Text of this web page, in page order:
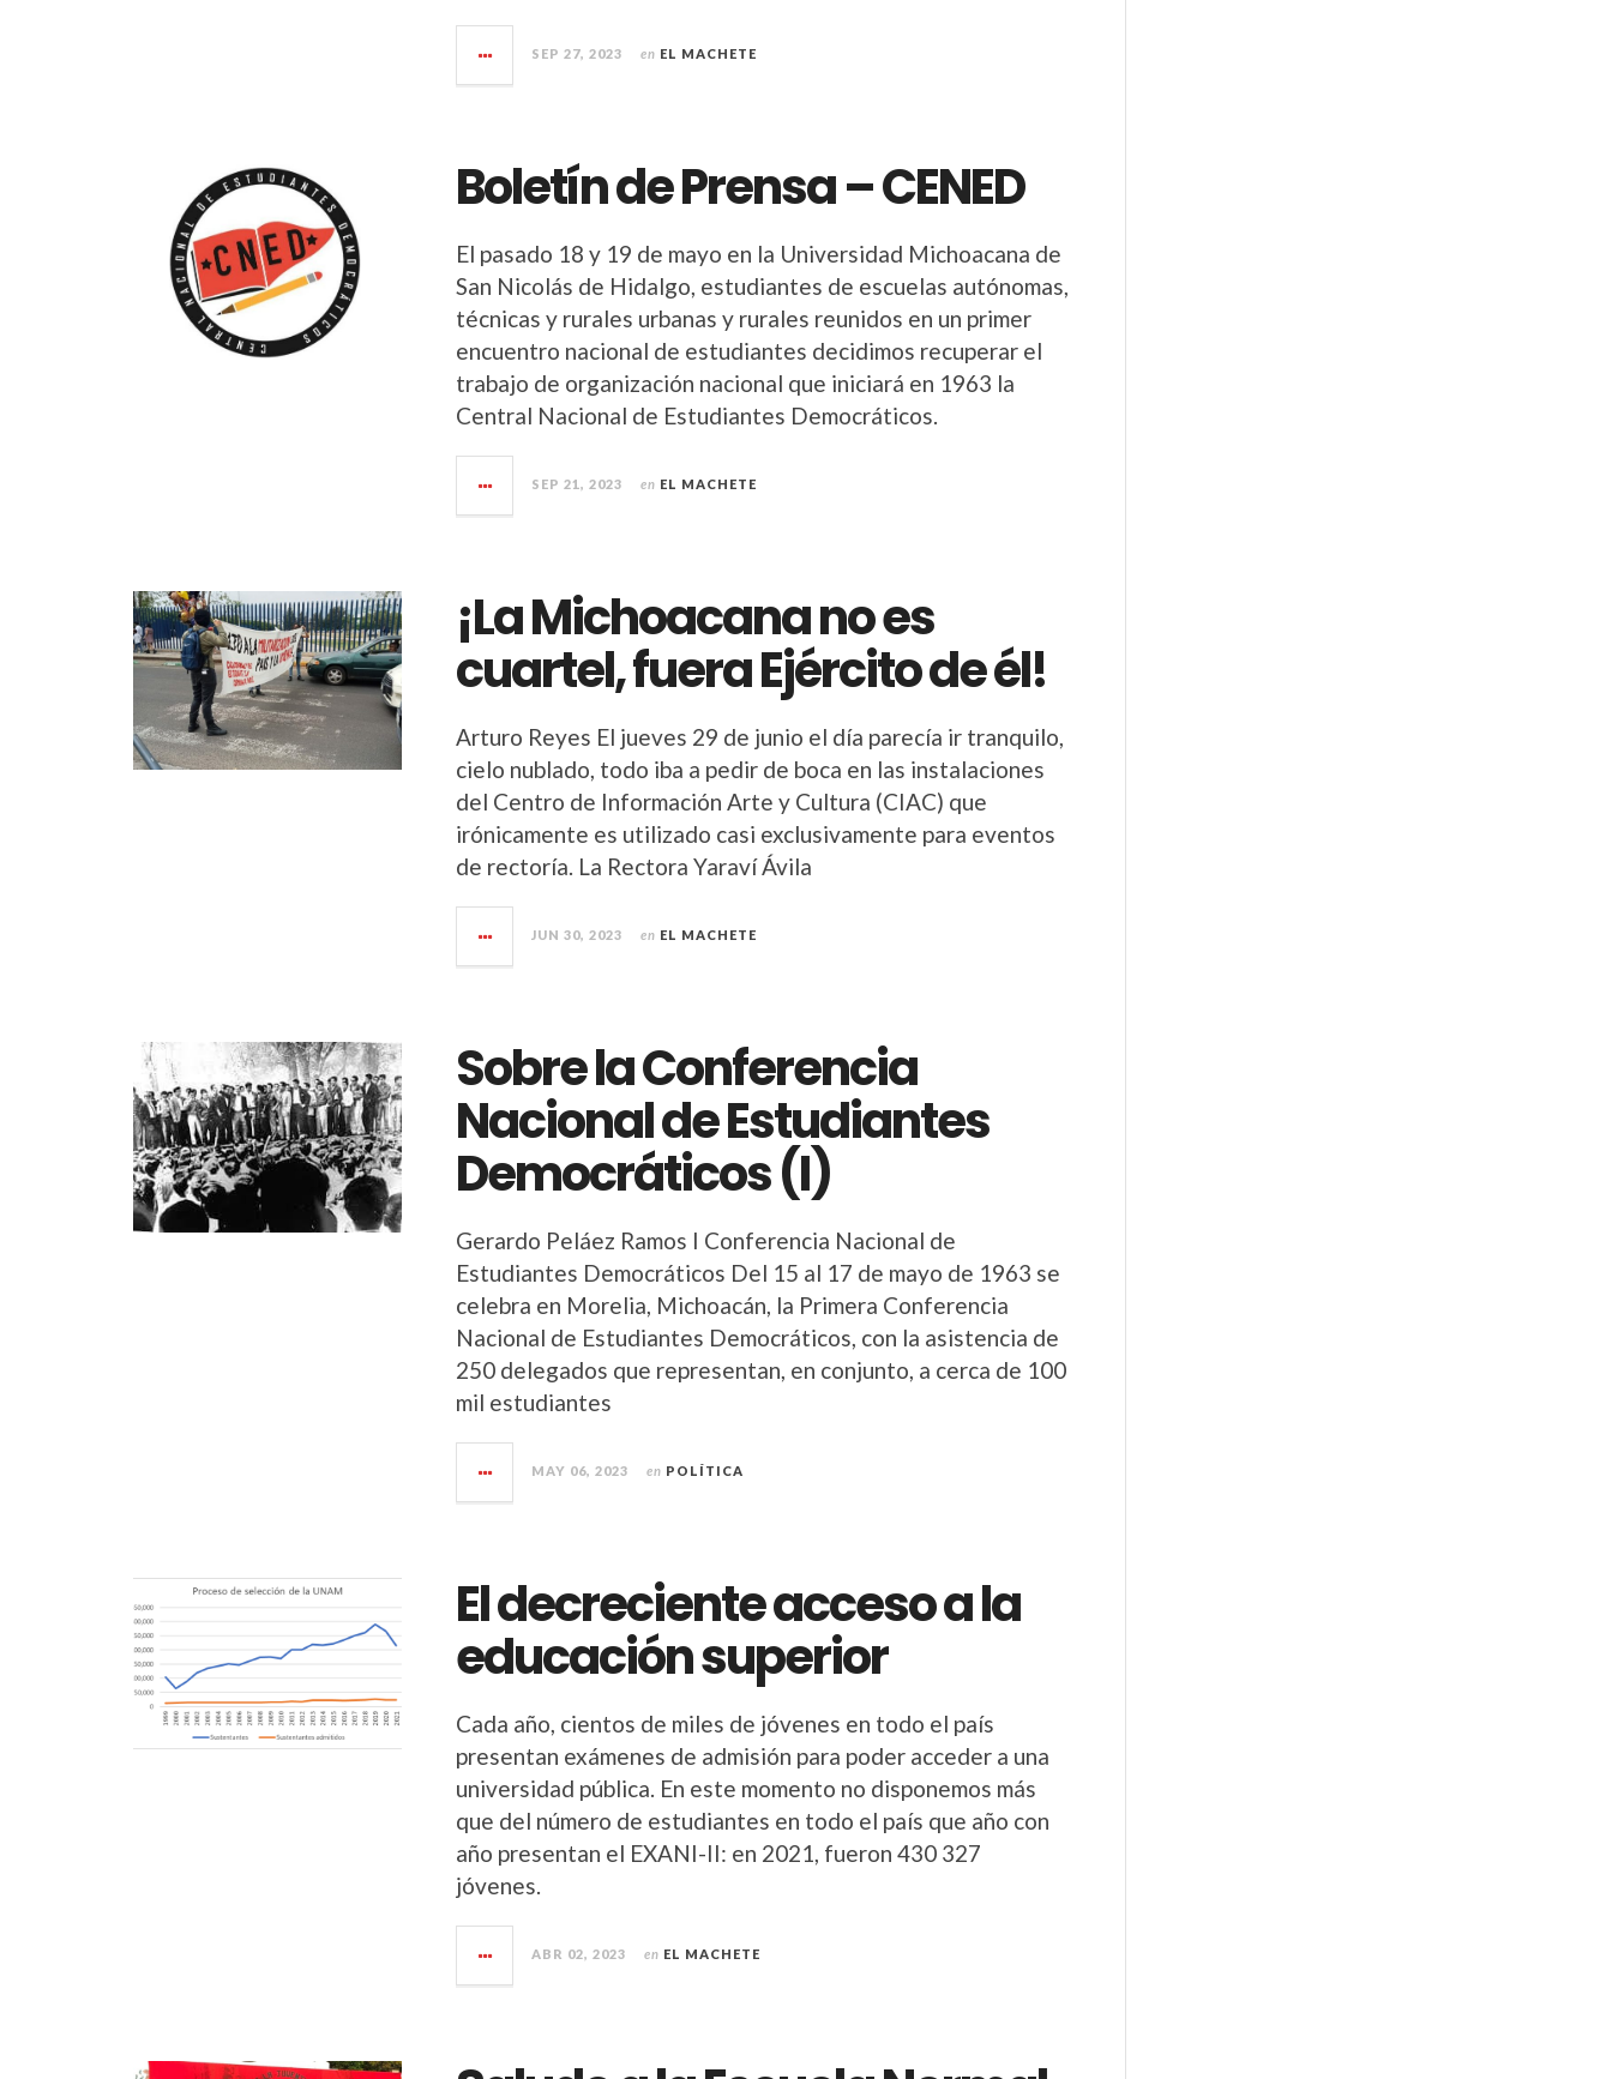
SEP 27, 2023 en EL MACHETE
Boletín de Prensa – CENED
El pasado 18 y 19 de mayo en la Universidad Michoacana de
San Nicolás de Hidalgo, estudiantes de escuelas autónomas,
técnicas y rurales urbanas y rurales reunidos en un primer
encuentro nacional de estudiantes decidimos recuperar el
trabajo de organización nacional que iniciará en 1963 la
Central Nacional de Estudiantes Democráticos.
SEP 21, 2023 en EL MACHETE
¡La Michoacana no es
cuartel, fuera Ejército de él!
Arturo Reyes El jueves 29 de junio el día parecía ir tranquilo,
cielo nublado, todo iba a pedir de boca en las instalaciones
del Centro de Información Arte y Cultura (CIAC) que
irónicamente es utilizado casi exclusivamente para eventos
de rectoría. La Rectora Yaraví Ávila
JUN 30, 2023 en EL MACHETE
Sobre la Conferencia
Nacional de Estudiantes
Democráticos (I)
Gerardo Peláez Ramos I Conferencia Nacional de
Estudiantes Democráticos Del 15 al 17 de mayo de 1963 se
celebra en Morelia, Michoacán, la Primera Conferencia
Nacional de Estudiantes Democráticos, con la asistencia de
250 delegados que representan, en conjunto, a cerca de 100
mil estudiantes
MAY 06, 2023 en POLÍTICA
El decreciente acceso a la
educación superior
Cada año, cientos de miles de jóvenes en todo el país
presentan exámenes de admisión para poder acceder a una
universidad pública. En este momento no disponemos más
que del número de estudiantes en todo el país que año con
año presentan el EXANI-II: en 2021, fueron 430 327
jóvenes.
ABR 02, 2023 en EL MACHETE